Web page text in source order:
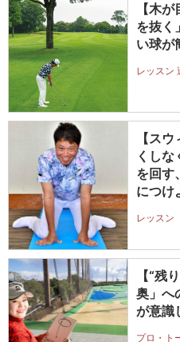
【木
を抜く
い球が
レッスン
【ス
くし
を回す
につけ
レッスン
【“残
奥」へ
が意識
プロ・ト